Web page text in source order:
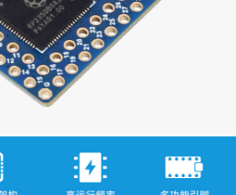
1.69寸触摸屏L
CD
1.64寸触摸屏A
MOLED带排针
SB接口带排针
1.46寸触摸屏L
CD
CD 带盖板